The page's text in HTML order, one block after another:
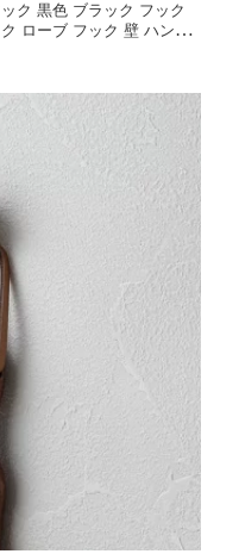
ク 黒色 ブラック フック
ローブ フック 壁 ハンガ
おしゃれ 北欧 洗面所 洗面
ール 送料無料 模様替え